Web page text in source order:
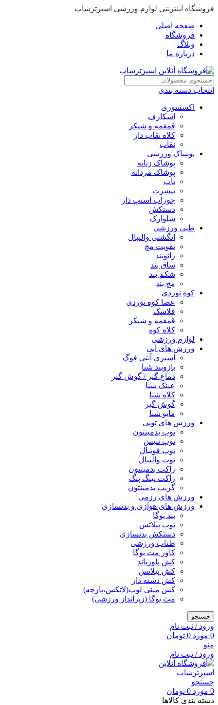
فروشگاه اینترنتی لوازم ورزشی اسپرترشاپ
صفحه اصلی
فروشگاه
وبلاگ
درباره ما
انتخاب دسته بندی
اکسسوری
اسکارف
قمقمه و شیکر
کلاه نقاب دار
نقاب
پوشاک ورزشی
پوشاک زنانه
پوشاک مردانه
تاپ
تیشرت
جوراب استپ دار
دستکش
شلوارک
طبی ورزشی
انگشتی واليبال
تقویت مچ
زانوبند
ساق بند
شکم بند
مچ بند
کوه نوردی
عصا کوه نوردی
فلاسک
قمقمه و شیکر
کلاه کوه
لوازم ورزشی
ورزش های آبی
اسپری آنتی فوگ
بازوبند شنا
دماغ گیر / گوش گیر
عینک شنا
کلاه شنا
گوش گیر
مایو شنا
ورزش های توپی
توپ بدمینتون
توپ تنیس
توپ فوتبال
توپ والیبال
راکت بدمینتون
راکت پینگ پنگ
گریپ بدمینتون
ورزش های رزمی
ورزش های هوازی و بدنسازی
بند یوگا
توپ پیلاتس
دستکش بدنسازی
طناب ورزشی
کاور مت یوگا
کش پاورباند
کش پیلاتس
کش دسته دار
کش مینی لوپ(لاتکس،پارچه)
مت یوگا (زیرانداز ورزشی)
جستجو
ورود / ثبت نام
0 مورد 0 تومان
منو
ورود / ثبت نام
جستجو
0 مورد 0 تومان
دسته بندی کالاها